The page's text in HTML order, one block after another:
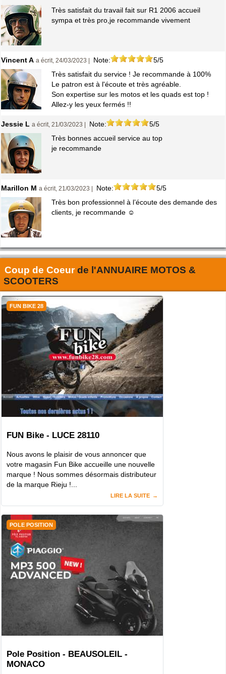
Très satisfait du travail fait sur R1 2006 accueil
sympa et très pro,je recommande vivement
Vincent A a écrit, 24/03/2023 | Note:
5/5
Très satisfait du service ! Je recommande à 100%
Le patron est à l'écoute et très agréable.
Son expertise sur les motos et les quads est top !
Allez-y les yeux fermés !!
Jessie L a écrit, 21/03/2023 | Note:
5/5
Très bonnes accueil service au top
je recommande
Marillon M a écrit, 21/03/2023 | Note:
5/5
Très bon professionnel à l’écoute des demande des
clients, je recommande ☺️
Coup de Coeurde l'ANNUAIRE MOTOS &
SCOOTERS
FUN BIKE 28
FUN Bike - LUCE 28110
Nous avons le plaisir de vous annoncer que
votre magasin Fun Bike accueille une nouvelle
marque ! Nous sommes désormais distributeur
de la marque Rieju !...
LIRE LA SUITE
POLE POSITION
Pole Position - BEAUSOLEIL -
MONACO